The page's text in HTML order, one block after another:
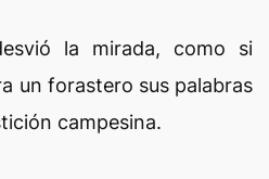
la mirada, como si
un forastero sus palabras
campesina.